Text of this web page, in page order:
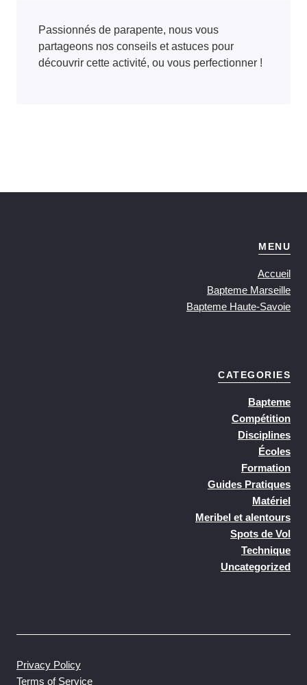
Passionnés de parapente, nous vous
partageons nos conseils et astuces pour
découvrir cette activité, ou vous perfectionner !
MENU
Accueil
Bapteme Marseille
Bapteme Haute-Savoie
CATEGORIES
Bapteme
Compétition
Disciplines
Écoles
Formation
Guides Pratiques
Matériel
Meribel et alentours
Spots de Vol
Technique
Uncategorized
Privacy Policy
Terms of Service